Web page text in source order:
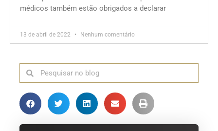
médicos também estão obrigados a declarar
13 de abril de 2022 Nenhum comentário